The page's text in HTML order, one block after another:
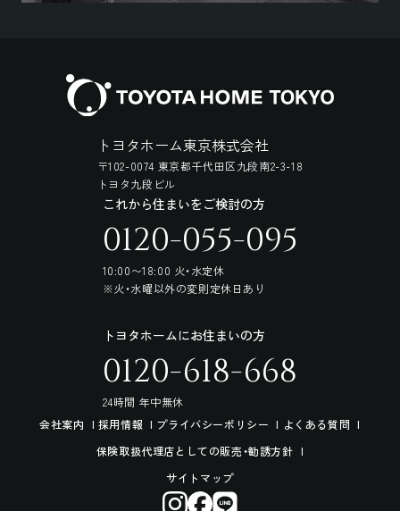
トヨタホーム東京株式会社
〒102-0074 東京都千代田区九段南2-3-18
トヨタ九段ビル
これから住まいをご検討の方
0120-055-095
10:00〜18:00 火・水定休
※火・水曜以外の変則定休日あり
トヨタホームにお住まいの方
0120-618-668
24時間 年中無休
会社案内
採用情報 プライバシーポリシー
よくある質問
保険取扱代理店としての販売・勧誘方針
サイトマップ